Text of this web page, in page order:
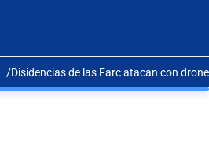
Disidencias de las Farc atacan con